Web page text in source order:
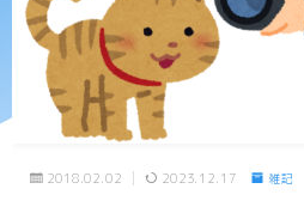
プロフィール
コンタクト
2018.02.02 2023.12.17 雑記